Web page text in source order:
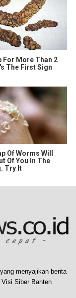
For More Than 2
The First Sign
Of Worms Will
Of You In The
Try It
menyajikan berita
Siber Banten